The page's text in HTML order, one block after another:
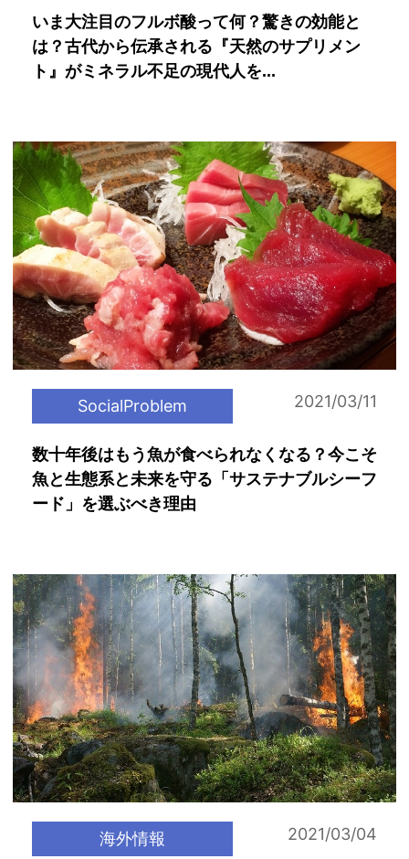
いま大注目のフルボ酸って何？驚きの効能と
は？古代から伝承される『天然のサプリメン
ト』がミネラル不足の現代人を...
SocialProblem 2021/03/11
数十年後はもう魚が食べられなくなる？今こそ
魚と生態系と未来を守る「サステナブルシーフ
ード」を選ぶべき理由
海外情報 2021/03/04